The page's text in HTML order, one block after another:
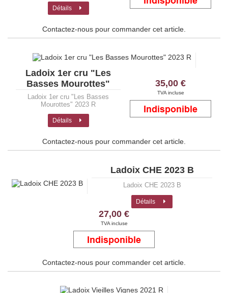
Détails
Contactez-nous pour commander cet article.
Ladoix 1er cru "Les
Basses Mourottes"
2023 R
Ladoix 1er cru "Les Basses
Mourottes" 2023 R
Détails
35,00 €
TVA incluse
Contactez-nous pour commander cet article.
Ladoix CHE 2023 B
Ladoix CHE 2023 B
Détails
27,00 €
TVA incluse
Contactez-nous pour commander cet article.